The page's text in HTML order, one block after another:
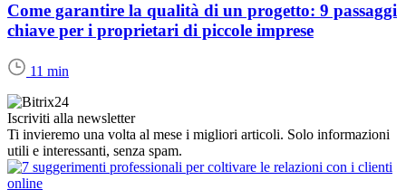
Come garantire la qualità di un progetto: 9 passaggi
chiave per i proprietari di piccole imprese
11 min
Iscriviti alla newsletter
Ti invieremo una volta al mese i migliori articoli. Solo informazioni
utili e interessanti, senza spam.